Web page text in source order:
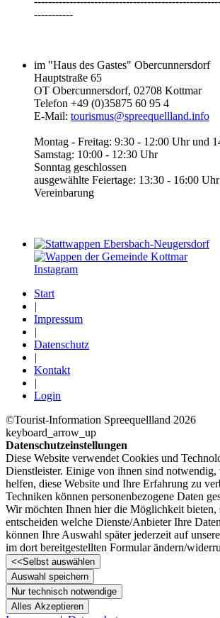
-----------‎
im "Haus des Gastes" Obercunnersdorf
Hauptstraße 65
OT Obercunnersdorf, 02708 Kottmar
Telefon +49 (0)35875 60 95 4
E-Mail: tourismus@spreequellland.info
Montag - Freitag: 9:30 - 12:00 Uhr und
Samstag: 10:00 - 12:30 Uhr
Sonntag geschlossen
ausgewählte Feiertage: 13:30 - 16:00
Vereinbarung
Instagram
Start
|
Impressum
|
Datenschutz
|
Kontakt
|
Login
©Tourist-Information Spreequellland 2026
keyboard_arrow_up
Datenschutzeinstellungen
Diese Website verwendet Cookies und
Dienstleister. Einige von ihnen sind notwendig,
helfen, diese Website und Ihre Erfahrung zu
Techniken können personenbezogene Daten
Wir möchten Ihnen hier die Möglichkeit bieten,
entscheiden welche Dienste/­Anbieter Ihre
können Ihre Auswahl später jederzeit auf
im dort bereitgestellten Formular ändern/­
<<Selbst auswählen
Auswahl speichern
Nur technisch notwendige
Alles Akzeptieren